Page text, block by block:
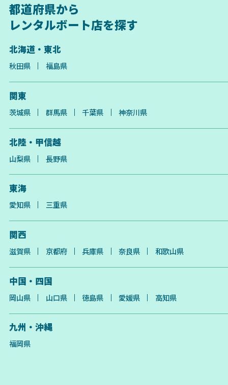
都道府県から
レンタルボート店を探す
北海道・東北
秋田県 福島県
関東
茨城県 群馬県 千葉県 神奈川県
北陸・甲信越
山梨県 長野県
東海
愛知県 三重県
関西
滋賀県 京都府 兵庫県 奈良県 和歌山県
中国・四国
岡山県 山口県 徳島県 愛媛県 高知県
九州・沖縄
福岡県